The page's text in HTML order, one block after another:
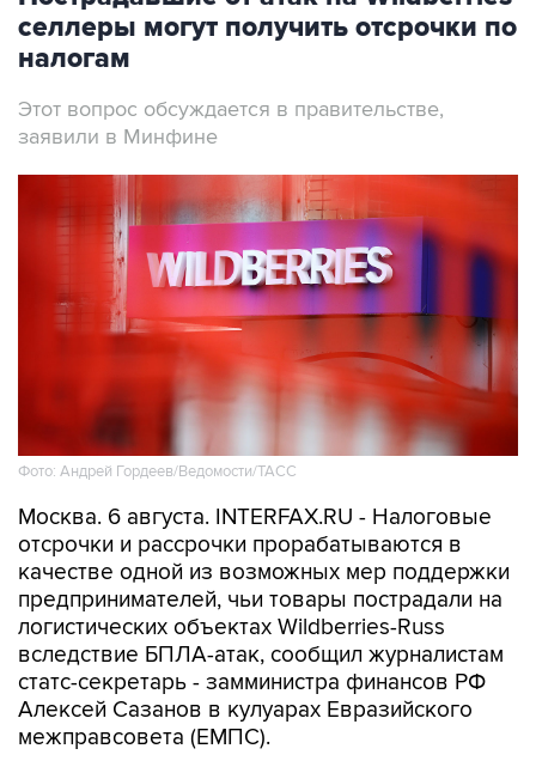
селлеры могут получить отсрочки по
налогам
Этот вопрос обсуждается в правительстве,
заявили в Минфине
Фото: Андрей Гордеев/Ведомости/ТАСС
Москва. 6 августа. INTERFAX.RU - Налоговые
отсрочки и рассрочки прорабатываются в
качестве одной из возможных мер поддержки
предпринимателей, чьи товары пострадали на
логистических объектах Wildberries-Russ
вследствие БПЛА-атак, сообщил журналистам
статс-секретарь - замминистра финансов РФ
Алексей Сазанов в кулуарах Евразийского
межправсовета (ЕМПС).